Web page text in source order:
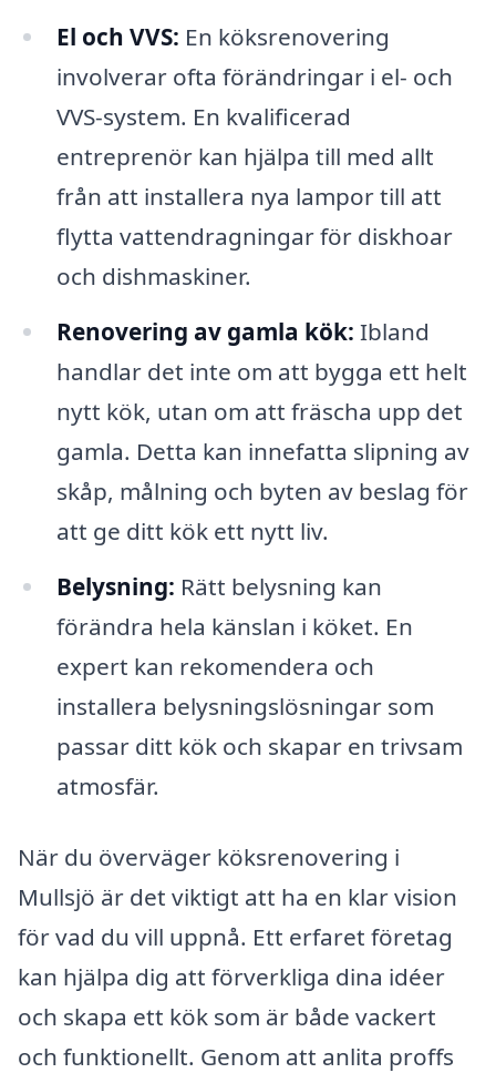
El och VVS: En köksrenovering
involverar ofta förändringar i el- och
VVS-system. En kvalificerad
entreprenör kan hjälpa till med allt
från att installera nya lampor till att
flytta vattendragningar för diskhoar
och dishmaskiner.
Renovering av gamla kök: Ibland
handlar det inte om att bygga ett helt
nytt kök, utan om att fräscha upp det
gamla. Detta kan innefatta slipning av
skåp, målning och byten av beslag för
att ge ditt kök ett nytt liv.
Belysning: Rätt belysning kan
förändra hela känslan i köket. En
expert kan rekomendera och
installera belysningslösningar som
passar ditt kök och skapar en trivsam
atmosfär.
När du överväger köksrenovering i
Mullsjö är det viktigt att ha en klar vision
för vad du vill uppnå. Ett erfaret företag
kan hjälpa dig att förverkliga dina idéer
och skapa ett kök som är både vackert
och funktionellt. Genom att anlita proffs